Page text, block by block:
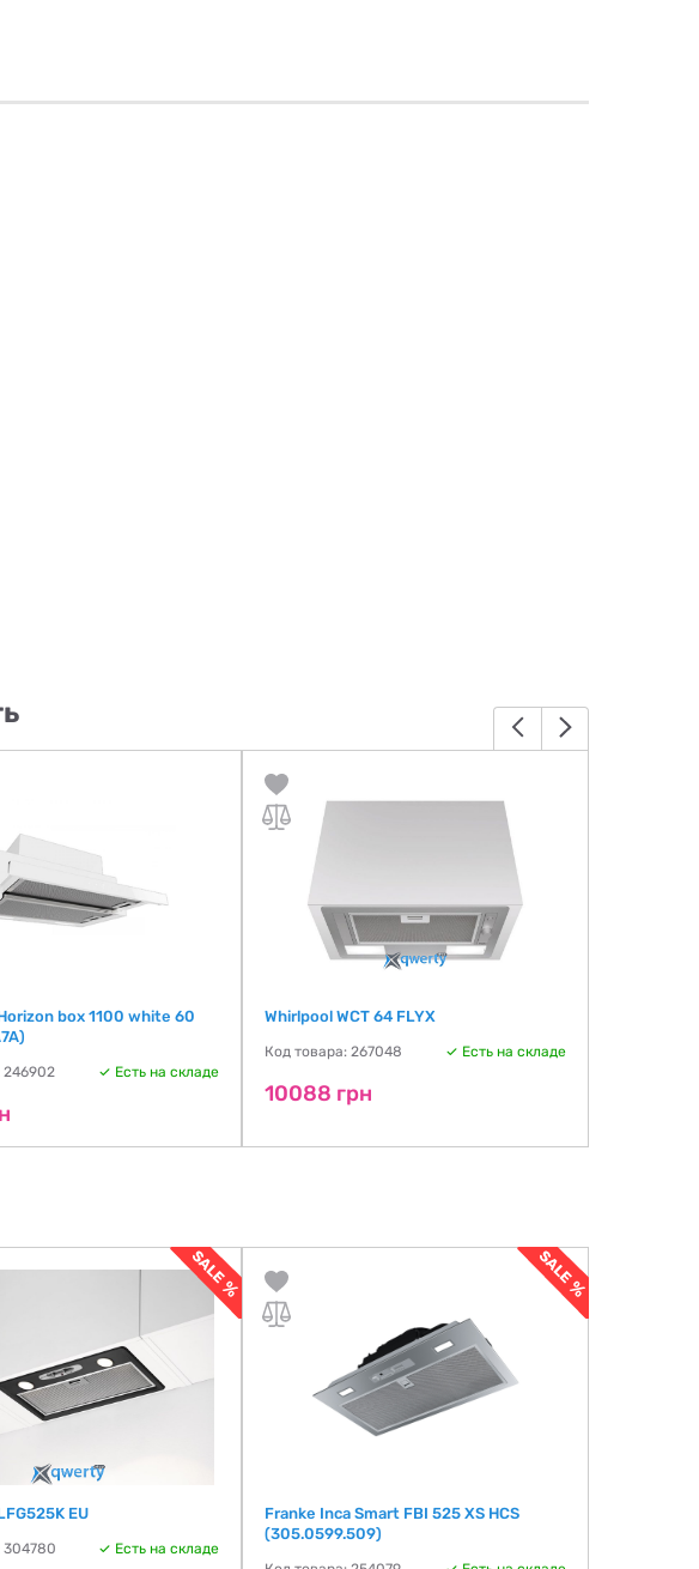
box 1100 white 60
246902 Есть на складе
Whirlpool WCT 64 FLYX
Код товара: 267048 Есть на складе
10088 грн
EU
304780 Есть на складе
Franke Inca Smart FBI 525 XS HCS
(305.0599.509)